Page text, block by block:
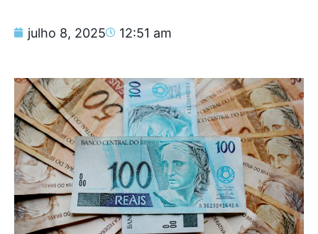
julho 8, 2025 12:51 am